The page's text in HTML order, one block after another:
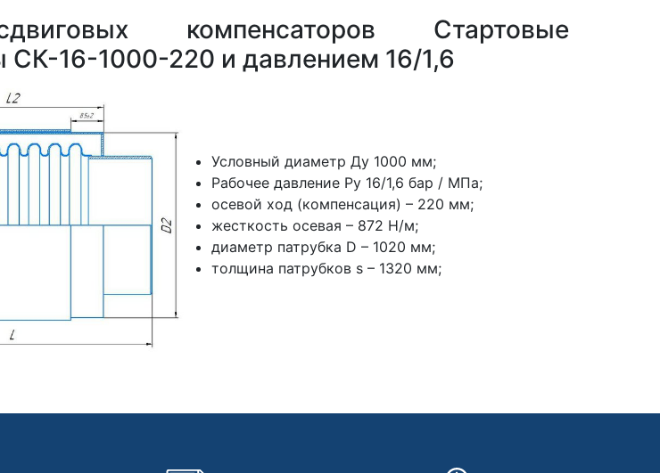
компенсаторов Стартовые
СК-16-1000-220 и давлением 16/1,6
Условный диаметр Ду 1000 мм;
Рабочее давление Ру 16/1,6 бар / МПа;
осевой ход (компенсация) – 220 мм;
жесткость осевая – 872 Н/м;
диаметр патрубка D – 1020 мм;
толщина патрубков s – 1320 мм;